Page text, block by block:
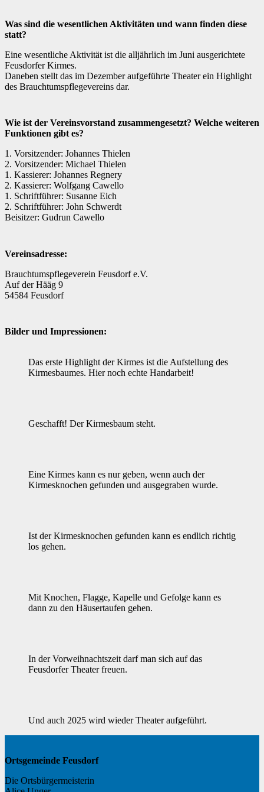
Was sind die wesentlichen Aktivitäten und wann finden diese
statt?
Eine wesentliche Aktivität ist die alljährlich im Juni ausgerichtete
Feusdorfer Kirmes.
Daneben stellt das im Dezember aufgeführte Theater ein Highlight
des Brauchtumspflegevereins dar.
Wie ist der Vereinsvorstand zusammengesetzt? Welche weiteren
Funktionen gibt es?
1. Vorsitzender: Johannes Thielen
2. Vorsitzender: Michael Thielen
1. Kassierer: Johannes Regnery
2. Kassierer: Wolfgang Cawello
1. Schriftführer: Susanne Eich
2. Schriftführer: John Schwerdt
Beisitzer: Gudrun Cawello
Vereinsadresse:
Brauchtumspflegeverein Feusdorf e.V.
Auf der Hääg 9
54584 Feusdorf
Bilder und Impressionen:
Das erste Highlight der Kirmes ist die Aufstellung des
Kirmesbaumes. Hier noch echte Handarbeit!
Geschafft! Der Kirmesbaum steht.
Eine Kirmes kann es nur geben, wenn auch der
Kirmesknochen gefunden und ausgegraben wurde.
Ist der Kirmesknochen gefunden kann es endlich richtig
los gehen.
Mit Knochen, Flagge, Kapelle und Gefolge kann es
dann zu den Häusertaufen gehen.
In der Vorweihnachtszeit darf man sich auf das
Feusdorfer Theater freuen.
Und auch 2025 wird wieder Theater aufgeführt.
Ortsgemeinde Feusdorf
Die Ortsbürgermeisterin